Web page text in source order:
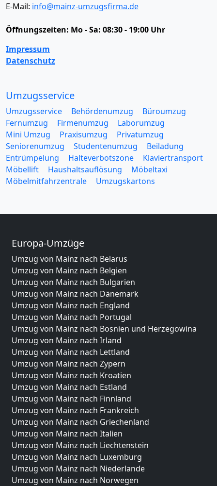
E-Mail: info@mainz-umzugsfirma.de
Öffnungszeiten: Mo - Sa: 08:30 - 19:00 Uhr
Impressum
Datenschutz
Umzugsservice
Umzugsservice Behördenumzug
Büroumzug
Fernumzug
Firmenumzug
Laborumzug
Mini Umzug
Praxisumzug
Privatumzug
Seniorenumzug
Studentenumzug
Beiladung
Entrümpelung
Halteverbotszone
Klaviertransport
Möbellift
Haushaltsauflösung
Möbeltaxi
Möbelmitfahrzentrale
Umzugskartons
Europa-Umzüge
Umzug von Mainz nach Belarus
Umzug von Mainz nach Belgien
Umzug von Mainz nach Bulgarien
Umzug von Mainz nach Dänemark
Umzug von Mainz nach England
Umzug von Mainz nach Portugal
Umzug von Mainz nach Bosnien und Herzegowina
Umzug von Mainz nach Irland
Umzug von Mainz nach Lettland
Umzug von Mainz nach Zypern
Umzug von Mainz nach Kroatien
Umzug von Mainz nach Estland
Umzug von Mainz nach Finnland
Umzug von Mainz nach Frankreich
Umzug von Mainz nach Griechenland
Umzug von Mainz nach Italien
Umzug von Mainz nach Liechtenstein
Umzug von Mainz nach Luxemburg
Umzug von Mainz nach Niederlande
Umzug von Mainz nach Norwegen